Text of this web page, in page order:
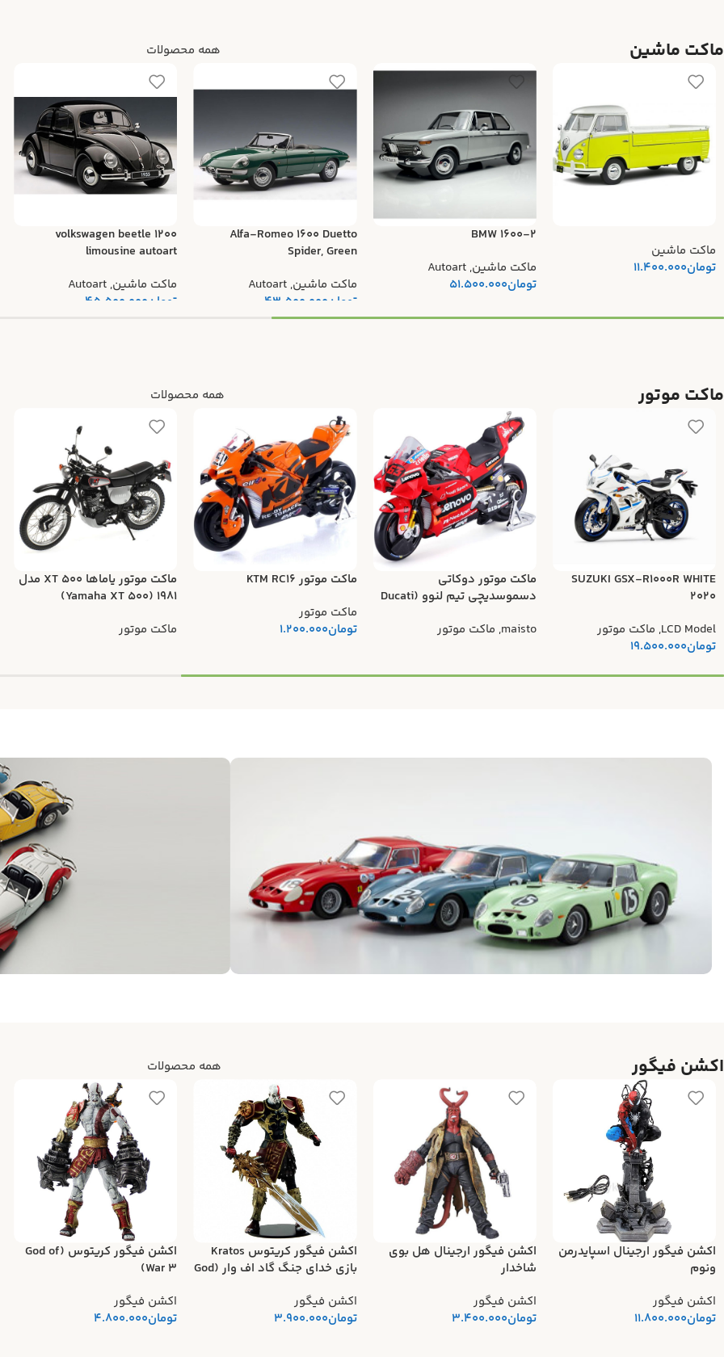
ماکت ماشین همه محصولات
ماکت ماشین
تومان11.400.000
BMW 1600-2
ماکت ماشین,
Autoart
تومان51.500.000
Alfa-Romeo 1600 Duetto
Spider, Green
ماکت ماشین,
Autoart
تومان 43.500.000
volkswagen beetle 1200
limousine autoart
ماکت ماشین,
Autoart
تومان 45.500.000
ماکت موتور همه محصولات
SUZUKI GSX-R1000R WHITE
2020
LCD Model
, ماکت موتور
تومان19.500.000
ماکت موتور دوکاتی
دسموسدیچی تیم لنوو (Ducati
maisto
, ماکت موتور
ماکت موتور KTM RC16
ماکت موتور
تومان1.200.000
ماکت موتور یاماها XT 500 مدل
۱۹۸۱ (Yamaha XT 500)
ماکت موتور
اکشن فیگور همه محصولات
اکشن فیگور ارجینال اسپایدرمن
ونوم
اکشن فیگور
تومان11.800.000
اکشن فیگور ارجینال هل بوی
شاخدار
اکشن فیگور
تومان3.400.000
اکشن فیگور کریتوس Kratos
بازی خدای جنگ گاد اف وار (God
اکشن فیگور
تومان3.900.000
اکشن فیگور کریتوس (God of
War 3)
اکشن فیگور
تومان4.800.000